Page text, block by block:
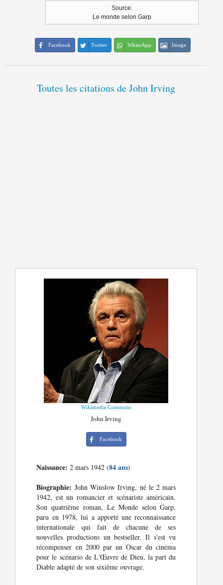
Source:
Le monde selon Garp
Facebook Twitter WhatsApp Image
Toutes les citations de John Irving
Wikimedia Commons
John Irving
Facebook
Naissance: 2 mars 1942(84 ans)
Biographie: John Winslow Irving, né le 2 mars
1942, est un romancier et scénariste américain.
Son quatrième roman, Le Monde selon Garp,
paru en 1978, lui a apporté une reconnaissance
internationale qui fait de chacune de ses
nouvelles productions un bestseller. Il s'est vu
récompenser en 2000 par un Oscar du cinéma
pour le scénario de L'Œuvre de Dieu, la part du
Diable adapté de son sixième ouvrage.